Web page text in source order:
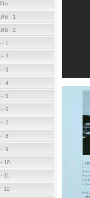
- 1
- 2
1
- 2
- 3
- 4
- 5
- 6
- 7
- 8
- 9
10
11
12